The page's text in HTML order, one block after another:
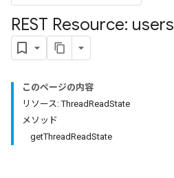
REST Resource: users
このページの内容
リソース: ThreadReadState
メソッド
getThreadReadState